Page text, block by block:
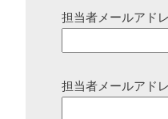
担当者メールアド
担当者メールアド